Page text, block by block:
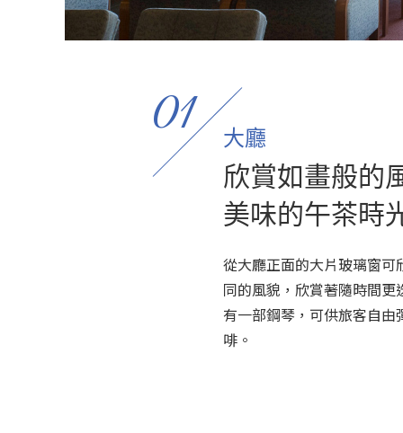
01 大廳
欣賞如畫般的
美味的午茶時
從大廳正面的大片玻璃窗
同的風貌，欣賞著隨時間
有一部鋼琴，可供旅客自
啡。